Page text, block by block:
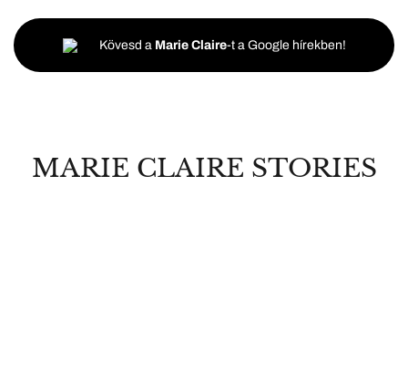
Kövesd a Marie Claire-t a Google hírekben!
MARIE CLAIRE STORIES